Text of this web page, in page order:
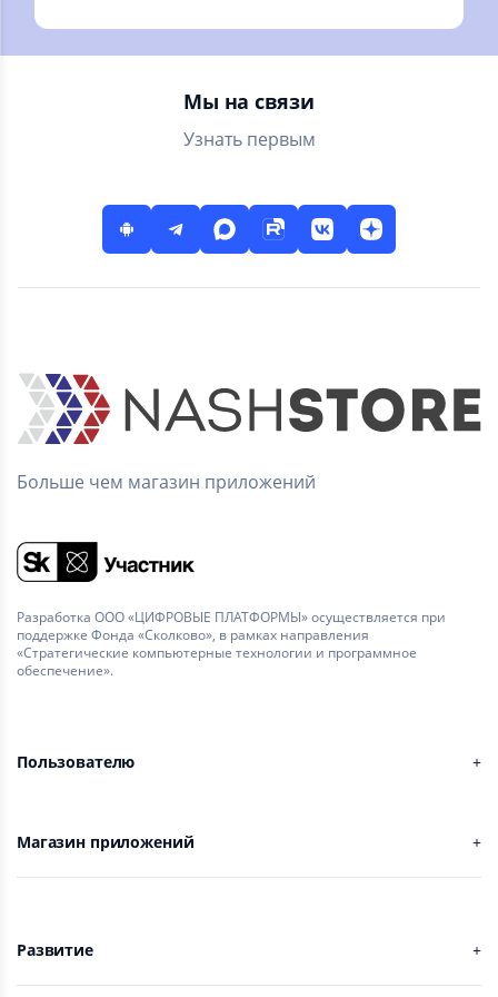
охотничьих угодий
РФ - по подписке.
Мы на связи
Узнать первым
Больше чем магазин приложений
Разработка ООО «ЦИФРОВЫЕ ПЛАТФОРМЫ» осуществляется при
поддержке Фонда «Сколково», в рамках направления
«Стратегические компьютерные технологии и программное
обеспечение».
Пользователю
Магазин приложений
Развитие